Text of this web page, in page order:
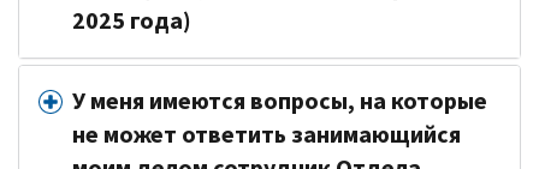
2025 года)
У меня имеются вопросы, на которые
не может ответить занимающийся